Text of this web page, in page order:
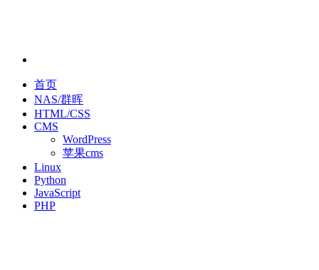
首页
NAS/群晖
HTML/CSS
CMS
WordPress
苹果cms
Linux
Python
JavaScript
PHP